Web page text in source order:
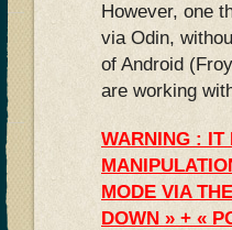
However, one
via Odin,
of Android
are working
WARNING : IT
MODE VIA
DOWN » + «